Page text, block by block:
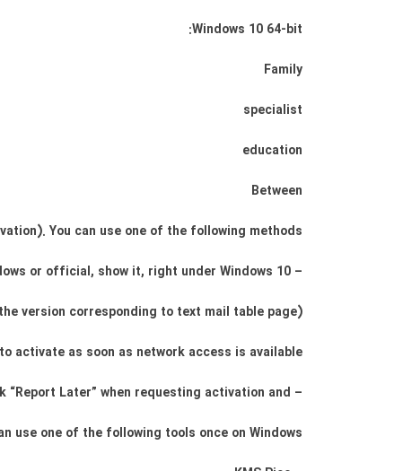
Windows 10 64-bit:
Family
specialist
education
Between
You can use one of the following methods:
– If you have cl 7 Windows or official, show it, right under Windows 10.
(If Cl is in UEFI BIOS, please select the version corresponding to text mail table page,
activate as soon as network access is available.
– If you don’t have an official CL, click “Report Later” when requesting activation and
use one of the following tools once on Windows: